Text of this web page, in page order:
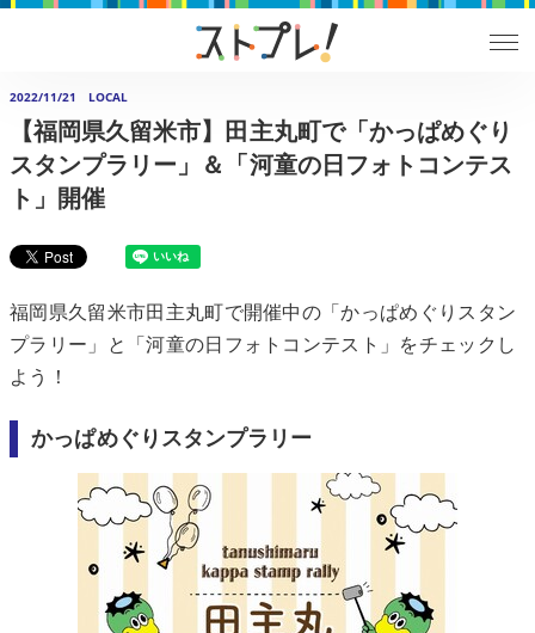
2022/11/21 LOCAL
【福岡県久留米市】田主丸町で「かっぱめぐり
スタンプラリー」＆「河童の日フォトコンテス
ト」開催
福岡県久留米市田主丸町で開催中の「かっぱめぐりスタン
プラリー」と「河童の日フォトコンテスト」をチェックし
よう！
かっぱめぐりスタンプラリー